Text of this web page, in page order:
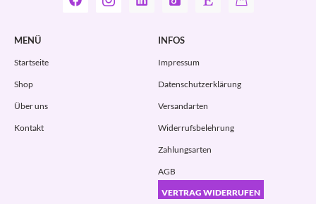
MENÜ
Startseite
Shop
Über uns
Kontakt
INFOS
Impressum
Datenschutzerklärung
Versandarten
Widerrufsbelehrung
Zahlungsarten
AGB
VERTRAG WIDERRUFEN